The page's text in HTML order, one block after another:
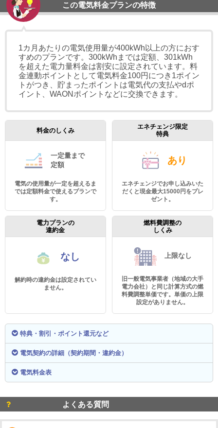
この電気料金プランの特徴
1カ月あたりの電気使用量が400kWh以上の方におす
すめのプランです。300kWhまでは定額、301kWh
を超えた電力量料金は割安に設定されています。料
金連動ポイントとして電気料金100円につき1ポイン
トがつき、貯まったポイントは電気代の支払やdポ
イント、WAONポイントなどに交換できます。
料金のしくみ
一定量まで
定額
電気の使用量が一定を超えるま
では定額料金で使えるプランで
す。
エネチェンジ限定
特典
あり
エネチェンジでお申し込みいた
だくと現金最大15000円をプレ
ゼント。
電力プランの
違約金
なし
解約時の違約金は設定されてい
ません。
燃料費調整の
しくみ
上限なし
旧一般電気事業者（地域の大手
電力会社）と同じ計算方式の燃
料費調整単価です。単価の上限
設定がありません。
特典・割引・ポイント還元など
電気契約の詳細（契約期間・違約金）
電気料金表
よくある質問